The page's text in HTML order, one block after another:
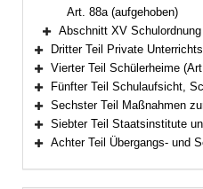
Art. 88a (aufgehoben)
Bereich erweitern
Abschnitt XV
Bereich erweitern
Dritter Teil Private
Bereich erweitern
Vierter Teil Schülerheime
Bereich erweitern
Fünfter Teil Schulaufsicht,
Bereich erweitern
Sechster Teil Maßnahmen zur Durchsetzung
Bereich erweitern
Siebter Teil Staatsinstitute
Achter Teil Übergangs- und